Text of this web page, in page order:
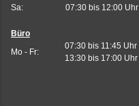
Sa:
07:30 bis 12:00 Uhr
Büro
Mo - Fr:
07:30 bis 11:45 Uhr
13:30 bis 17:00 Uhr